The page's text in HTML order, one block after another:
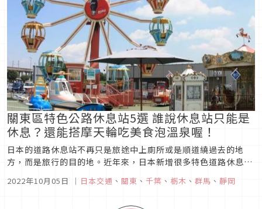
關東區特色公路休息站5選 誰說休息站只能是
休息？還能搭摩天輪吃美食泡溫泉喔！
日本的道路休息站不再只是旅途中上廁所或是順道繞過去的地
方，而是旅行的目的地。近年來，日本新增很多特色道路休息
人將之規劃為旅途目的地，特地跑一趟只為吃美食或買限定土
2022年10月05日 ｜ 日本交通 、 關東 、 千葉 、 栃木 、 群馬 、 靜岡